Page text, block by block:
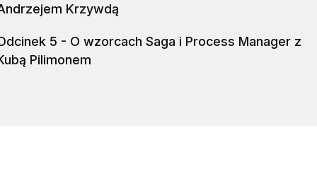
Krzywdą
5 - O wzorcach Saga i Process Manager z
Pilimonem